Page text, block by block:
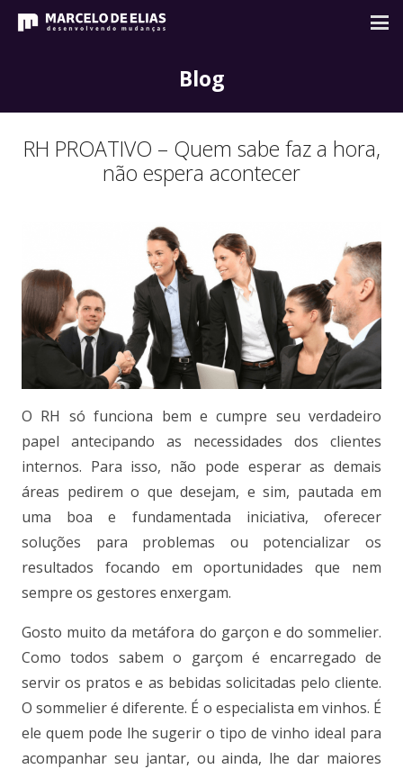
Blog
RH PROATIVO – Quem sabe faz a hora,
não espera acontecer
O RH só funciona bem e cumpre seu verdadeiro
papel antecipando as necessidades dos clientes
internos. Para isso, não pode esperar as demais
áreas pedirem o que desejam, e sim, pautada em
uma boa e fundamentada iniciativa, oferecer
soluções para problemas ou potencializar os
resultados focando em oportunidades que nem
sempre os gestores enxergam.
Gosto muito da metáfora do garçon e do sommelier.
Como todos sabem o garçom é encarregado de
servir os pratos e as bebidas solicitadas pelo cliente.
O sommelier é diferente. É o especialista em vinhos. É
ele quem pode lhe sugerir o tipo de vinho ideal para
acompanhar seu jantar, ou ainda, lhe dar maiores